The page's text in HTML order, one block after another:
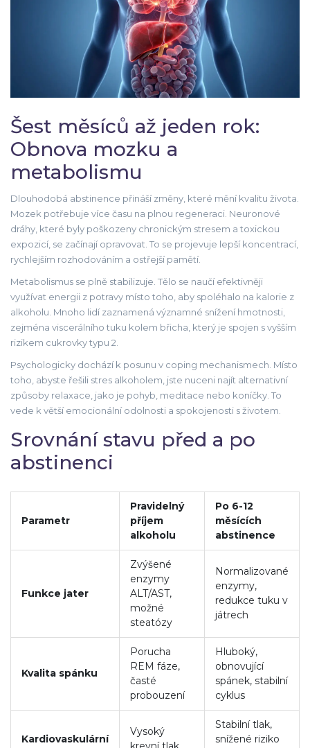
Šest měsíců až jeden rok:
Obnova mozku a
metabolismu
Dlouhodobá abstinence přináší změny, které mění kvalitu života.
Mozek potřebuje více času na plnou regeneraci. Neuronové
dráhy, které byly poškozeny chronickým stresem a toxickou
expozicí, se začínají opravovat. To se projevuje lepší koncentrací,
rychlejším rozhodováním a ostřejší pamětí.
Metabolismus se plně stabilizuje. Tělo se naučí efektivněji
využívat energii z potravy místo toho, aby spoléhalo na kalorie z
alkoholu. Mnoho lidí zaznamená významné snížení hmotnosti,
zejména viscerálního tuku kolem břicha, který je spojen s vyšším
rizikem cukrovky typu 2.
Psychologicky dochází k posunu v coping mechanismech. Místo
toho, abyste řešili stres alkoholem, jste nuceni najít alternativní
způsoby relaxace, jako je pohyb, meditace nebo koníčky. To
vede k větší emocionální odolnosti a spokojenosti s životem.
Srovnání stavu před a po
abstinenci
Parametr
Pravidelný
příjem
alkoholu
Po 6-12
měsících
abstinence
Funkce jater
Zvýšené
enzymy
ALT/AST,
možné
steatózy
Normalizované
enzymy,
redukce tuku v
játrech
Kvalita spánku
Porucha
REM fáze,
časté
probouzení
Hluboký,
obnovující
spánek, stabilní
cyklus
Kardiovaskulární
Vysoký
Stabilní tlak,
snížené riziko